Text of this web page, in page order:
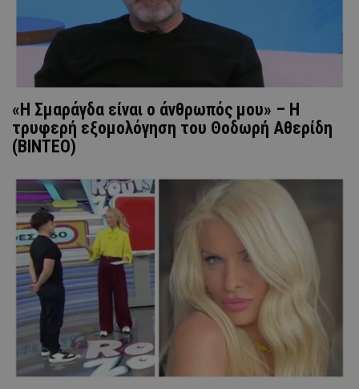
«Η Σμαράγδα είναι ο άνθρωπός μου» – Η
τρυφερή εξομολόγηση του Θοδωρή Αθερίδη
(ΒΙΝΤΕΟ)